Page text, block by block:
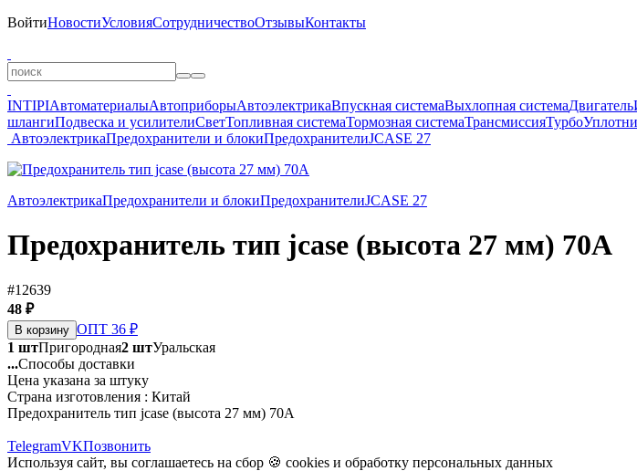
ВойтиНовостиУсловияСотрудничествоОтзывыКонтакты
INTIPIАвтоматериалыАвтоприборыАвтоэлектрикаВпускная системаВыхлопная системаДвигатель
шлангиПодвеска и усилителиСветТопливная системаТормозная системаТрансмиссияТурбо
АвтоэлектрикаПредохранители и блокиПредохранителиJCASE 27
АвтоэлектрикаПредохранители и блокиПредохранителиJCASE 27
Предохранитель тип jcase (высота 27 мм) 70A
#12639
48 ₽
В корзину ОПТ 36 ₽
1 штПригородная2 штУральская
...Способы доставки
Цена указана за штуку
Страна изготовления : Китай
Предохранитель тип jcase (высота 27 мм) 70A
TelegramVKПозвонить
Используя сайт, вы соглашаетесь на сбор 🍪 cookies и обработку персональных данных